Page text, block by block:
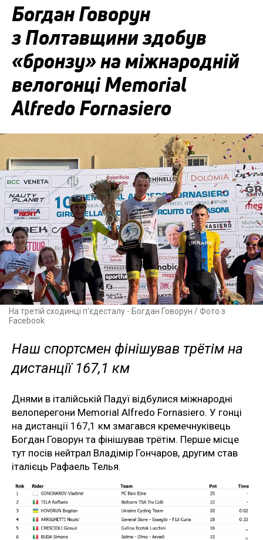
Богдан Говорун
з Полтавщини здобув
«бронзу» на міжнародній
велогонці Memorial
Alfredo Fornasiero
На третій сходинці п'єдесталу - Богдан Говорун / Фото з
Facebook
Наш спортсмен фінішував трётім на
дистанції 167,1 км
Днями в італійській Падуї відбулися міжнародні
велоперегони Memorial Alfredo Fornasiero. У гонці
на дистанції 167,1 км змагався кремечнуківець
Богдан Говорун та фінішував трётім. Перше місце
тут посів нейтрал Владімір Гончаров, другим став
італієць Рафаель Телья.